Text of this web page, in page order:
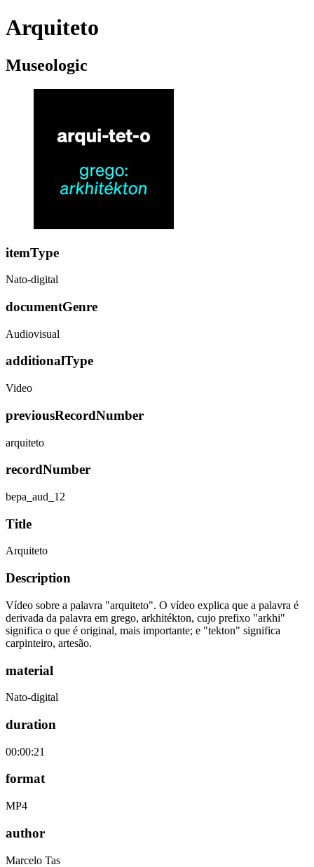
Arquiteto
Museologic
itemType
Nato-digital
documentGenre
Audiovisual
additionalType
Video
previousRecordNumber
arquiteto
recordNumber
bepa_aud_12
Title
Arquiteto
Description
Vídeo sobre a palavra "arquiteto". O vídeo explica que a palavra é
derivada da palavra em grego, arkhitékton, cujo prefixo "arkhi"
significa o que é original, mais importante; e "tekton" significa
carpinteiro, artesão.
material
Nato-digital
duration
00:00:21
format
MP4
author
Marcelo Tas